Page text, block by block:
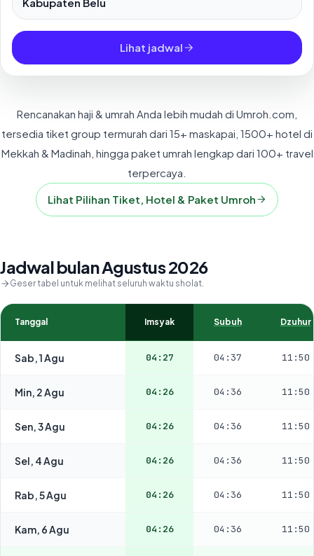
Lihat jadwal
Rencanakan haji & umrah Anda lebih mudah di Umroh.com,
tersedia tiket group termurah dari 15+ maskapai, 1500+ hotel di
Mekkah & Madinah, hingga paket umrah lengkap dari 100+ travel
terpercaya.
Lihat Pilihan Tiket, Hotel & Paket Umroh
Jadwal bulan Agustus 2026
Geser tabel untuk melihat seluruh waktu sholat.
Tanggal Imsyak Subuh Dzuhur
Sab, 1 Agu 04:27 04:37 11:50
Min, 2 Agu 04:26 04:36 11:50
Sen, 3 Agu 04:26 04:36 11:50
Sel, 4 Agu 04:26 04:36 11:50
Rab, 5 Agu 04:26 04:36 11:50
Kam, 6 Agu 04:26 04:36 11:50